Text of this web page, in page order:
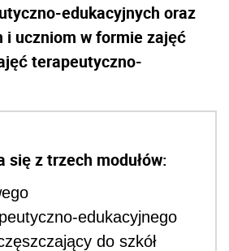
edukacyjnych oraz
i uczniom w formie zajęć
terapeutyczno-
się z trzech modułów:
edukacyjnego
do szkół